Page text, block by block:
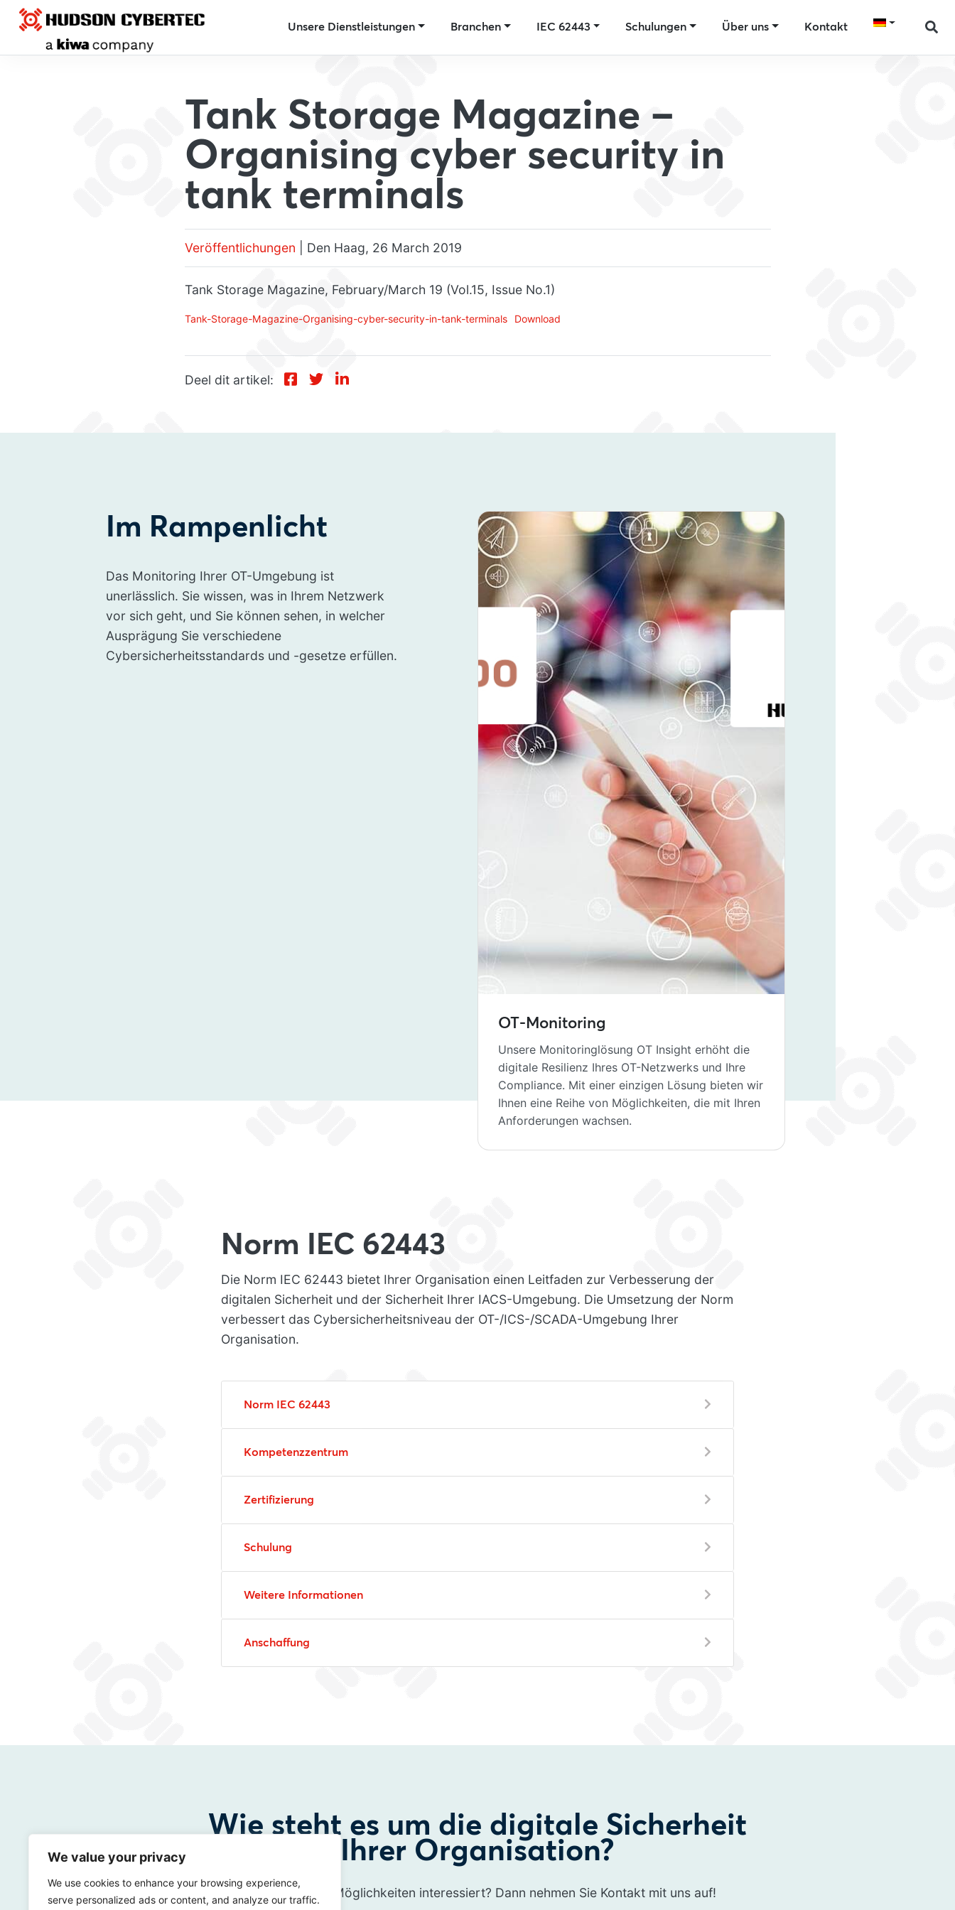
We value your privacy
We use cookies to enhance your browsing experience,
serve personalized ads or content, and analyze our traffic.
Unsere Dienstleistungen Branchen IEC 62443 Schulungen Über uns Kontakt
Tank Storage Magazine –
Organising cyber security in
tank terminals
Veröffentlichungen | Den Haag, 26 March 2019
Tank Storage Magazine, February/March 19 (Vol.15, Issue No.1)
Tank-Storage-Magazine-Organising-cyber-security-in-tank-terminals Download
Deel dit artikel:
Im Rampenlicht
Das Monitoring Ihrer OT-Umgebung ist
unerlässlich. Sie wissen, was in Ihrem Netzwerk
vor sich geht, und Sie können sehen, in welcher
Ausprägung Sie verschiedene
Cybersicherheitsstandards und -gesetze erfüllen.
OT-Monitoring
Unsere Monitoringlösung OT Insight erhöht die
digitale Resilienz Ihres OT-Netzwerks und Ihre
Compliance. Mit einer einzigen Lösung bieten wir
Ihnen eine Reihe von Möglichkeiten, die mit Ihren
Anforderungen wachsen.
Norm IEC 62443
Die Norm IEC 62443 bietet Ihrer Organisation einen Leitfaden zur Verbesserung der
digitalen Sicherheit und der Sicherheit Ihrer IACS-Umgebung. Die Umsetzung der Norm
verbessert das Cybersicherheitsniveau der OT-/ICS-/SCADA-Umgebung Ihrer
Organisation.
Norm IEC 62443
Kompetenzzentrum
Zertifizierung
Schulung
Weitere Informationen
Anschaffung
Wie steht es um die digitale Sicherheit
Ihrer Organisation?
Sind Sie an den Möglichkeiten interessiert? Dann nehmen Sie Kontakt mit uns auf!